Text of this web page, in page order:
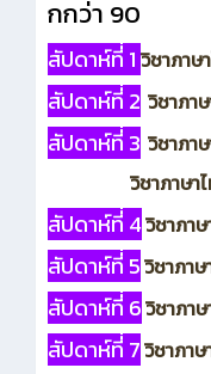
กกว่า 90
สัปดาห์ที่่ 1 วิชาภาษ
สัปดาห์ที่่ 2 วิชาภา
สัปดาห์ที่่ 3 วิชาภา
วิชาภาษา
สัปดาห์ที่่ 4วิชาภา
สัปดาห์ที่่ 5วิชาภาษ
สัปดาห์ที่่ 6วิชาภา
สัปดาห์ที่่ 7วิชาภา